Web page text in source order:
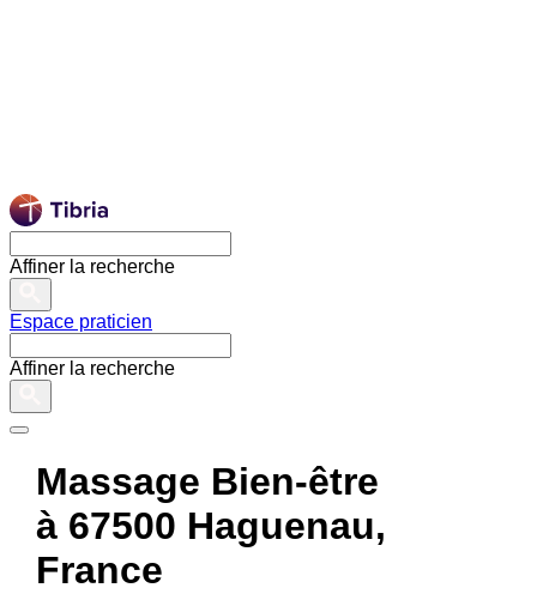
Affiner la recherche
Espace praticien
Affiner la recherche
Massage Bien-être
à 67500 Haguenau,
France